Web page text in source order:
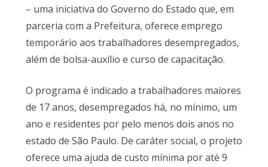
– uma iniciativa do Governo do Estado que, em
parceria com a Prefeitura, oferece emprego
temporário aos trabalhadores desempregados,
além de bolsa-auxílio e curso de capacitação.
O programa é indicado a trabalhadores maiores
de 17 anos, desempregados há, no mínimo, um
ano e residentes por pelo menos dois anos no
estado de São Paulo. De caráter social, o projeto
oferece uma ajuda de custo mínima por até 9